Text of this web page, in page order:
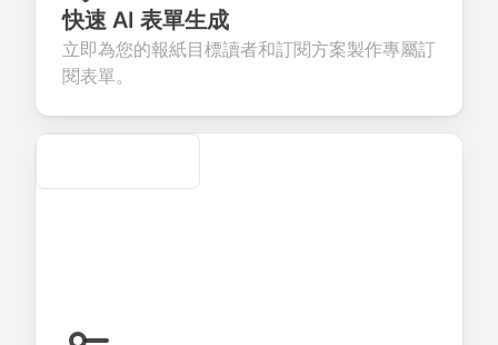
about
products or
seamless
account
creation.
candidate
快速 AI 表單生成
立即為您的報紙目標讀者和訂閱方案製作專屬訂
閱表單。
Secure